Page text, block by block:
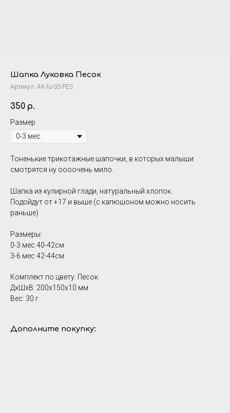
Шапка Луковка Песок
Артикул: AK-lu-03-PES
350 р.
Размер
Тоненькие трикотажные шапочки, в которых малыши
смотрятся ну оооочень мило.
Шапка из кулирной глади, натуральный хлопок.
Подойдут от +17 и выше (с капюшоном можно носить
раньше)
Размеры:
0-3 мес 40-42см
3-6 мес 42-44см
Комплект по цвету: Песок
ДxШxВ: 200x150x10 мм
Вес: 30 г
Дополните покупку: